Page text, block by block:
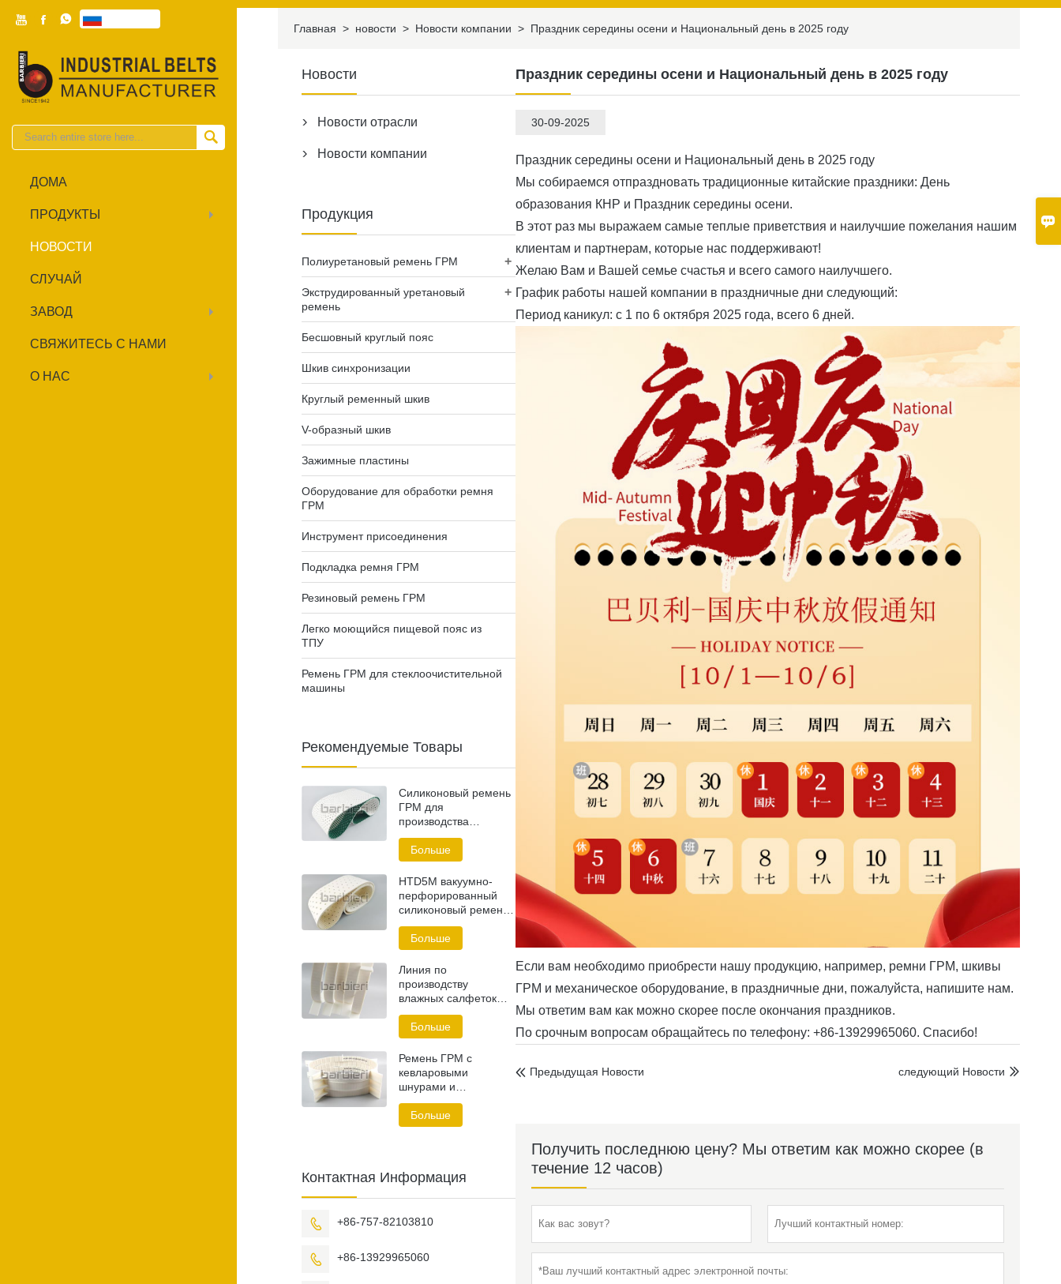

  

ДОМА
ПРОДУКТЫ
НОВОСТИ
СЛУЧАЙ
ЗАВОД
СВЯЖИТЕСЬ С НАМИ
О НАС
Главная > новости > Новости компании > Праздник середины осени и Национальный день в 2025 году
Праздник середины осени и Национальный день в 2025 году
30-09-2025
Праздник середины осени и Национальный день в 2025 году
Мы собираемся отпраздновать традиционные китайские праздники: День
образования КНР и Праздник середины осени.
В этот раз мы выражаем самые теплые приветствия и наилучшие пожелания нашим
клиентам и партнерам, которые нас поддерживают!
Желаю Вам и Вашей семье счастья и всего самого наилучшего.
График работы нашей компании в праздничные дни следующий:
Период каникул: с 1 по 6 октября 2025 года, всего 6 дней.
Если вам необходимо приобрести нашу продукцию, например, ремни ГРМ, шкивы
ГРМ и механическое оборудование, в праздничные дни, пожалуйста, напишите нам.
Мы ответим вам как можно скорее после окончания праздников.
По срочным вопросам обращайтесь по телефону: +86-13929965060. Спасибо!
 Предыдущая Hовости 
следующий Hовости
Получить последнюю цену? Мы ответим как можно скорее (в
течение 12 часов)
Новости
 Новости отрасли
 Новости компании
Продукция
+
Полиуретановый ремень ГРМ
+
Экструдированный уретановый
ремень
Бесшовный круглый пояс
Шкив синхронизации
Круглый ременный шкив
V-образный шкив
Зажимные пластины
Оборудование для обработки ремня
ГРМ
Инструмент присоединения
Подкладка ремня ГРМ
Резиновый ремень ГРМ
Легко моющийся пищевой пояс из
ТПУ
Ремень ГРМ для стеклоочистительной
машины
Рекомендуемые Товары
Силиконовый ремень
ГРМ для
производства
сантехнических
изделий
Больше
HTD5M вакуумно-
перфорированный
силиконовый ремень
ГРМ
Больше
Линия по
производству
влажных салфеток
Зубчатый ремень
Больше
Ремень ГРМ с
кевларовыми
шнурами и
треугольным
профилем
Больше
Контактная Информация
 +86-757-82103810
 +86-13929965060